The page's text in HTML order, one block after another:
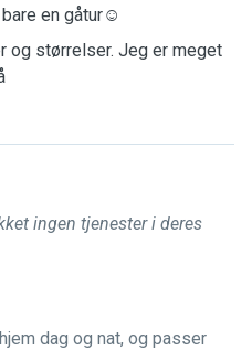
en gåtur☺️
og størrelser. Jeg er meget
ingen tjenester i deres
dag og nat, og passer